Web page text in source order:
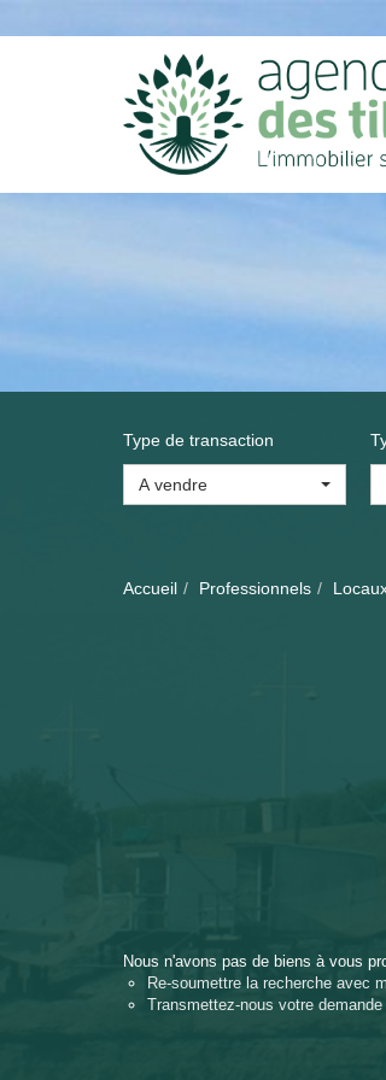
Type de transaction
A vendre
Accueil Professionnels
Nous n'avons pas de biens à vous
Re-soumettre la recherche avec
Transmettez-nous votre demande